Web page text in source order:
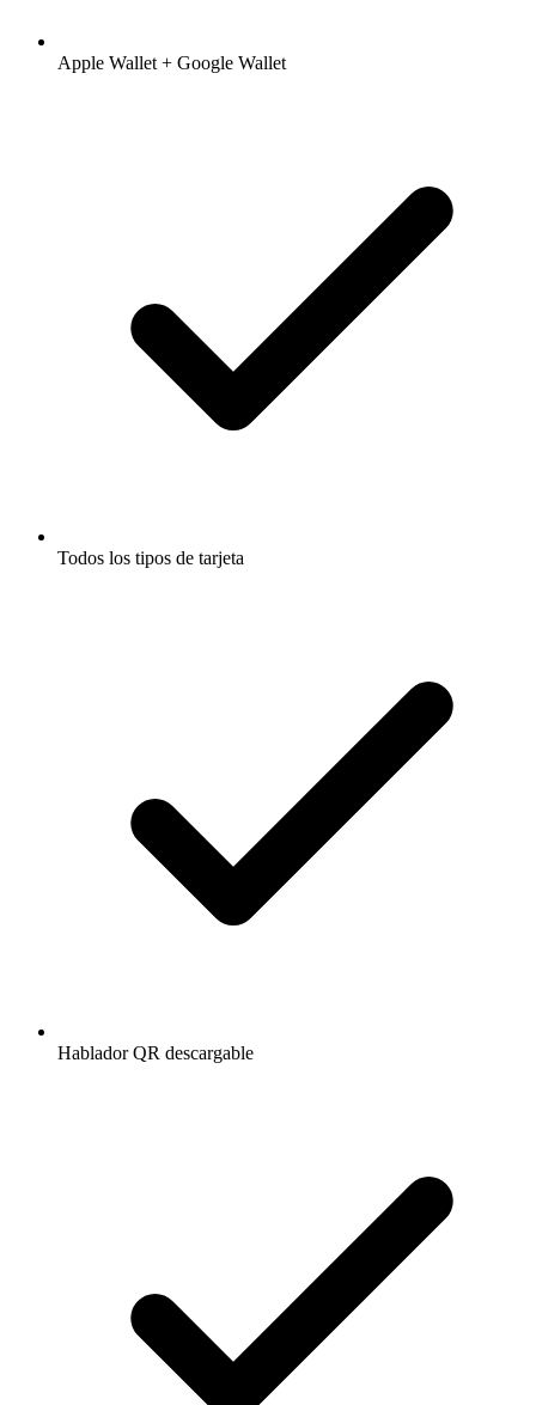
Apple Wallet + Google Wallet
Todos los tipos de tarjeta
Hablador QR descargable